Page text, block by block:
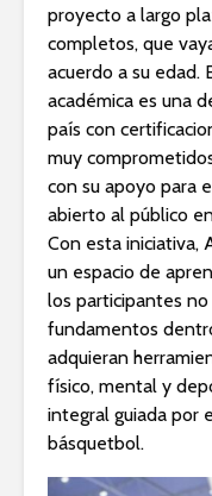
proyecto a largo
completos, que
acuerdo a su edad.
académica es una
país con
muy
con su apoyo para
abierto al público
Con esta iniciativa,
un espacio de
los participantes
fundamentos
adquieran
físico, mental y
integral guiada por
básquetbol.